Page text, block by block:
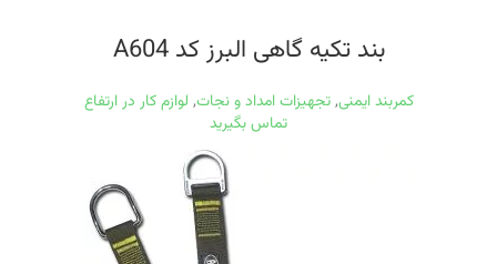
بند تکیه گاهی البرز کد A604
کمربند ایمنی, تجهیزات امداد و نجات, لوازم کار در ارتفاع
تماس بگیرید